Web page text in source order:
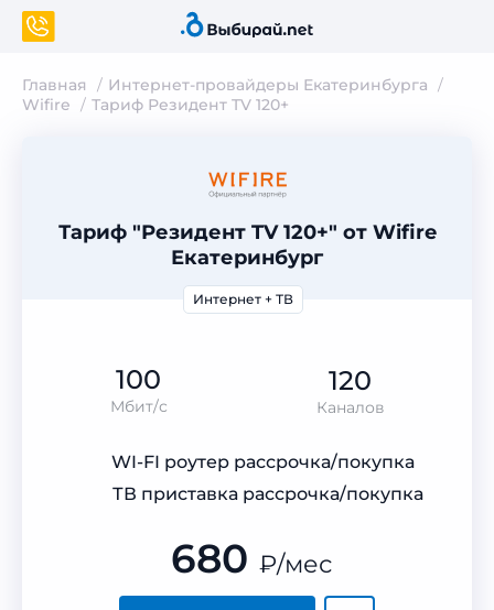
Главная
Интернет-провайдеры Екатеринбурга
Wifire
Тариф Резидент TV 120+
Тариф "Резидент TV 120+" от Wifire
Екатеринбург
Интернет + ТВ
100
Мбит/с
120
Каналов
WI-FI роутер рассрочка/покупка
ТВ приставка рассрочка/покупка
680 ₽/мес